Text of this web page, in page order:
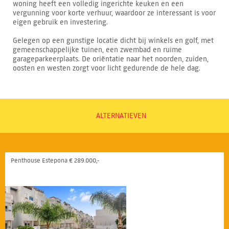
woning heeft een volledig ingerichte keuken en een
vergunning voor korte verhuur, waardoor ze interessant is voor
eigen gebruik en investering.
Gelegen op een gunstige locatie dicht bij winkels en golf, met
gemeenschappelijke tuinen, een zwembad en ruime
garageparkeerplaats. De oriëntatie naar het noorden, zuiden,
oosten en westen zorgt voor licht gedurende de hele dag.
ALTERNATIEVEN
Penthouse Estepona € 289.000,-